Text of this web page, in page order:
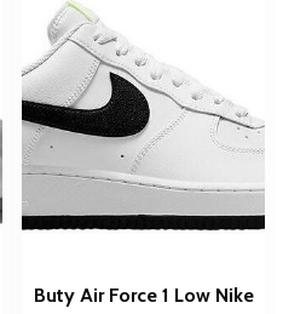
Buty Air Force 1 Low Nike